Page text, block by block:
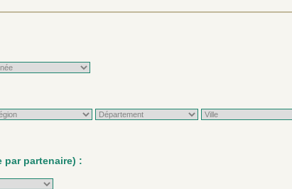
par partenaire) :